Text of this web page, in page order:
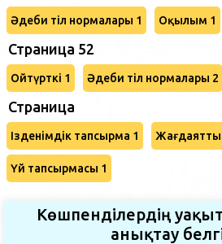
Әдеби тіл нормалары 1 Оқылым 1
Страница 52
Ойтүрткі 1 Әдеби тіл нормалары 2
Страница
Ізденімдік тапсырма 1
Үй тапсырмасы 1
Көшпенділердің
анықтау